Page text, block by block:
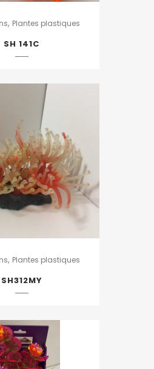
, Plantes plastiques
SH 141C
, Plantes plastiques
SH312MY